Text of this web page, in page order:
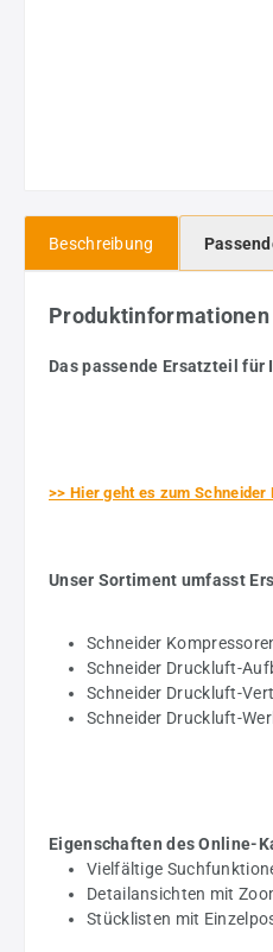
Beschreibung
Produktinformationen
Das passende Ersatzteil
>> Hier geht es zum
Unser Sortiment umfasst
Schneider
Schneider Druckluft-
Schneider Druckluft-
Schneider Druckluft-
Eigenschaften des Online-
Vielfältige
Detailansichten mit
Stücklisten mit